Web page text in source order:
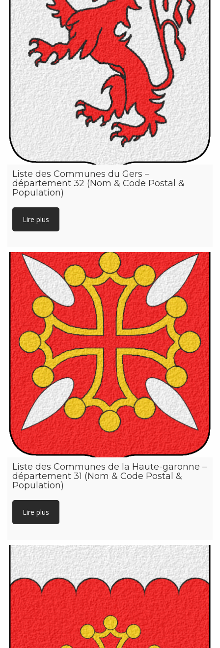
Liste des Communes du Gers –
département 32 (Nom & Code Postal &
Population)
Lire plus
Liste des Communes de la Haute-garonne –
département 31 (Nom & Code Postal &
Population)
Lire plus